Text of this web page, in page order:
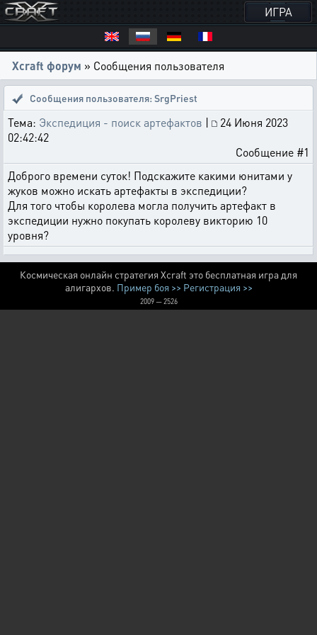
ИГРА
Xcraft форум » Сообщения пользователя
Сообщения пользователя: SrgPriest
Тема: Экспедиция - поиск артефактов |
24 Июня 2023
02:42:42
Сообщение #1
Доброго времени суток! Подскажите какими юнитами у
жуков можно искать артефакты в экспедиции?
Для того чтобы королева могла получить артефакт в
экспедиции нужно покупать королеву викторию 10
уровня?
Космическая онлайн стратегия Xcraft это бесплатная игра для
алигархов. Пример боя >> Регистрация >>
2009 — 2526